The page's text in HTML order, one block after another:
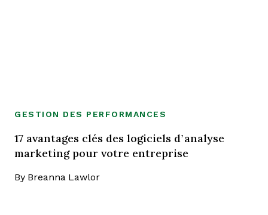
GESTION DES PERFORMANCES
17 avantages clés des logiciels d’analyse
marketing pour votre entreprise
By Breanna Lawlor